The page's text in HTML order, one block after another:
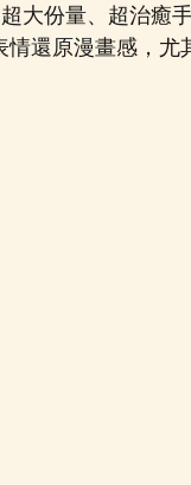
大份量、超治癒
還原漫畫感，尤